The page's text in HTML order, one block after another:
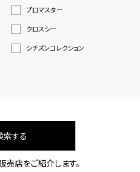
プロマスター
クロスシー
シチズンコレクション
索する
売店をご紹介します。